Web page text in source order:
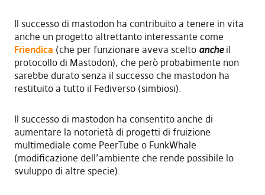
Il successo di mastodon ha contribuito a tenere in vita
anche un progetto altrettanto interessante come
Friendica (che per funzionare aveva scelto ancheil
protocollo di Mastodon), che però probabimente non
sarebbe durato senza il successo che mastodon ha
restituito a tutto il Fediverso (simbiosi).
Il successo di mastodon ha consentito anche di
aumentare la notorietà di progetti di fruizione
multimediale come PeerTube o FunkWhale
(modificazione dell’ambiente che rende possibile lo
svuluppo di altre specie).